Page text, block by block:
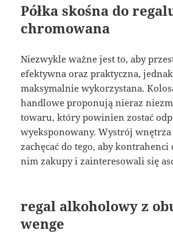
Półka skośna do
chromowana
Niezwykle ważne jest to, aby
efektywna oraz praktyczna,
maksymalnie wykorzystana.
handlowe proponują nieraz
towaru, który powinien zostać
wyeksponowany. Wystrój
zachęcać do tego, aby
nim zakupy i zainteresowali się
regal alkoholowy z
wenge